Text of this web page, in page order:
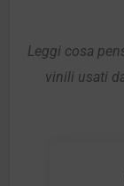
Leggi cosa
vinili usati